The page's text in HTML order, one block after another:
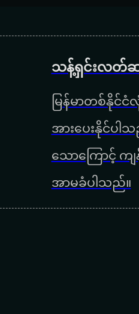
သန့်ရှင်းလတ်ဆ
မြန်မာတစ်နိုင်
အားပေးနိုင်ပါ
သောကြောင့်
အာမခံပါသည်။